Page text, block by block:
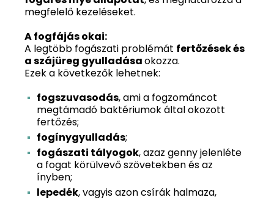
megfelelő kezeléseket.
A fogfájás okai:
A legtöbb fogászati problémát fertőzések és
a szájüreg gyulladásaokozza.
Ezek a következők lehetnek:
fogszuvasodás, ami a fogzománcot
megtámadó baktériumok által okozott
fertőzés;
fogínygyulladás;
fogászati tályogok, azaz genny jelenléte
a fogat körülvevő szövetekben és az
ínyben;
lepedék, vagyis azon csírák halmaza,